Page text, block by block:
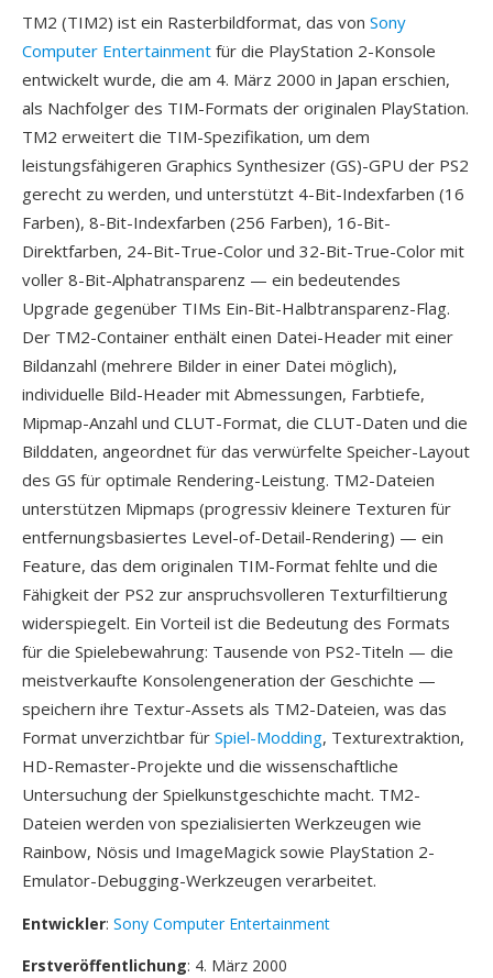
TM2 (TIM2) ist ein Rasterbildformat, das von Sony
Computer Entertainment für die PlayStation 2-Konsole
entwickelt wurde, die am 4. März 2000 in Japan erschien,
als Nachfolger des TIM-Formats der originalen PlayStation.
TM2 erweitert die TIM-Spezifikation, um dem
leistungsfähigeren Graphics Synthesizer (GS)-GPU der PS2
gerecht zu werden, und unterstützt 4-Bit-Indexfarben (16
Farben), 8-Bit-Indexfarben (256 Farben), 16-Bit-
Direktfarben, 24-Bit-True-Color und 32-Bit-True-Color mit
voller 8-Bit-Alphatransparenz — ein bedeutendes
Upgrade gegenüber TIMs Ein-Bit-Halbtransparenz-Flag.
Der TM2-Container enthält einen Datei-Header mit einer
Bildanzahl (mehrere Bilder in einer Datei möglich),
individuelle Bild-Header mit Abmessungen, Farbtiefe,
Mipmap-Anzahl und CLUT-Format, die CLUT-Daten und die
Bilddaten, angeordnet für das verwürfelte Speicher-Layout
des GS für optimale Rendering-Leistung. TM2-Dateien
unterstützen Mipmaps (progressiv kleinere Texturen für
entfernungsbasiertes Level-of-Detail-Rendering) — ein
Feature, das dem originalen TIM-Format fehlte und die
Fähigkeit der PS2 zur anspruchsvolleren Texturfiltierung
widerspiegelt. Ein Vorteil ist die Bedeutung des Formats
für die Spielebewahrung: Tausende von PS2-Titeln — die
meistverkaufte Konsolengeneration der Geschichte —
speichern ihre Textur-Assets als TM2-Dateien, was das
Format unverzichtbar für Spiel-Modding, Texturextraktion,
HD-Remaster-Projekte und die wissenschaftliche
Untersuchung der Spielkunstgeschichte macht. TM2-
Dateien werden von spezialisierten Werkzeugen wie
Rainbow, Nösis und ImageMagick sowie PlayStation 2-
Emulator-Debugging-Werkzeugen verarbeitet.
Entwickler: Sony Computer Entertainment
Erstveröffentlichung: 4. März 2000